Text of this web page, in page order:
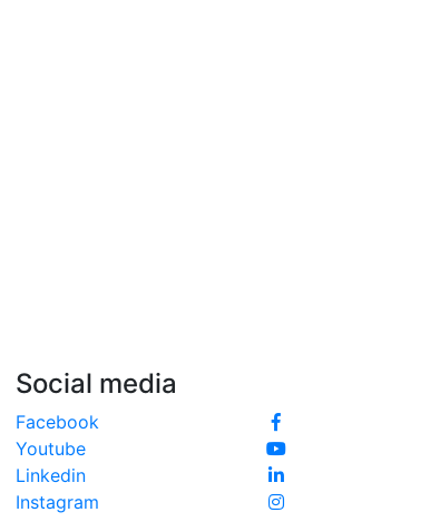
Social media
Facebook
Youtube
Linkedin
Instagram